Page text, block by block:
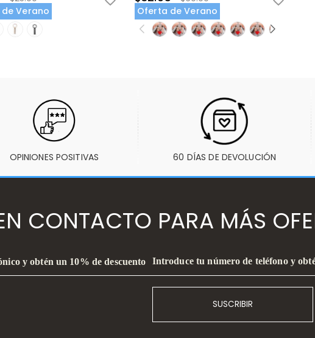
Verano
Oferta de Verano
OPINIONES POSITIVAS 60 DÍAS DE DEVOLUCIÓN
CONTACTO PARA MÁS
y obtén un 10% de descuento Introduce tu número de teléfono y
SUSCRIBIR